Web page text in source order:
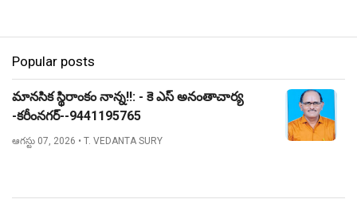
Popular posts
మానసిక స్థిరాంకం నాన్న!!: - కె ఎస్ అనంతాచార్య
-కరీంనగర్--9441195765
ఆగస్టు 07, 2026 • T. VEDANTA SURY